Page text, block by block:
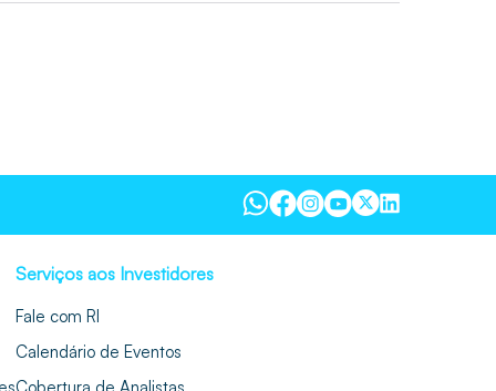
Serviços aos Investidores
Fale com RI
Calendário de Eventos